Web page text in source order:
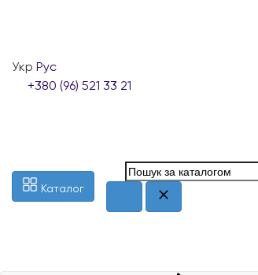
Укр Рус
+380 (96) 521 33 21
Каталог